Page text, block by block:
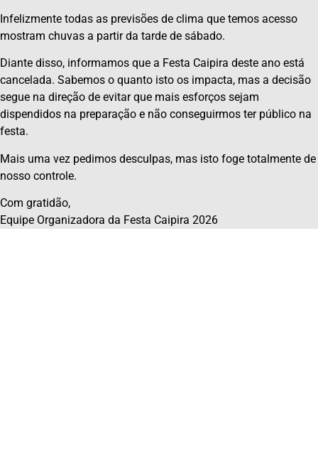
Infelizmente todas as previsões de clima que temos acesso
mostram chuvas a partir da tarde de sábado.
Diante disso, informamos que a Festa Caipira deste ano está
cancelada. Sabemos o quanto isto os impacta, mas a decisão
segue na direção de evitar que mais esforços sejam
dispendidos na preparação e não conseguirmos ter público na
festa.
Mais uma vez pedimos desculpas, mas isto foge totalmente de
nosso controle.
Com gratidão,
Equipe Organizadora da Festa Caipira 2026